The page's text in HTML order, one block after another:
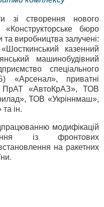
зі створення нового
бюро
та виробництва залучені:
казенний
машинобудівний
спеціального
«Арсенал», приватні
ПрАТ «АвтоКрАЗ», ТОВ
ТОВ «Укріннмаш»,
ін.
модифікацій
із фронтових
на ракетних